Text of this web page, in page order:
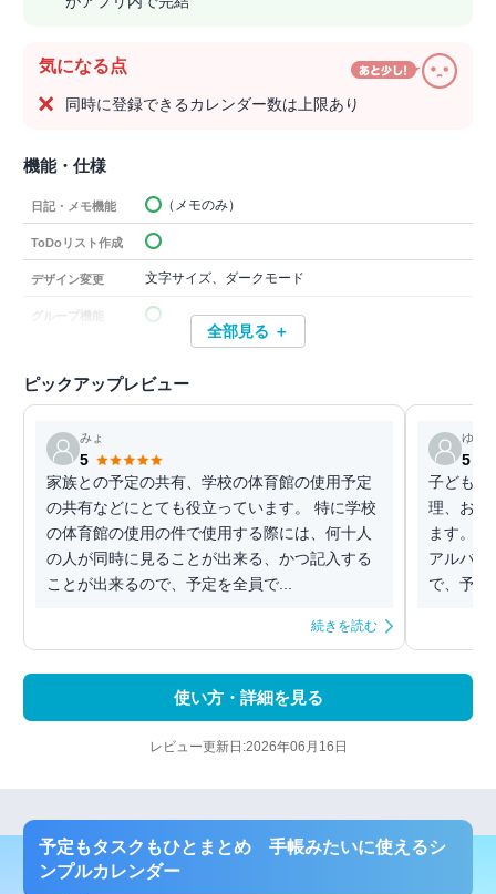
気になる点
同時に登録できるカレンダー数は上限あり
機能・仕様
日記・メモ機能 （メモのみ）
ToDoリスト作成
デザイン変更 文字サイズ、ダークモード
全部見る ＋
ピックアップレビュー
みょ
5
家族との予定の共有、学校の体育館の使用予定
の共有などにとても役立っています。 特に学校
の体育館の使用の件で使用する際には、何十人
の人が同時に見ることが出来る、かつ記入する
ことが出来るので、予定を全員で...
続きを読む
ゆあ
5
子どもた
理、お互
ます。
アルバム
で、予定
使い方・詳細を見る
レビュー更新日:2026年06月16日
予定もタスクもひとまとめ 手帳みたいに使えるシ
ンプルカレンダー